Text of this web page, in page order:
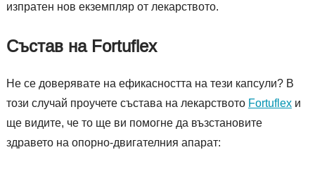
изпратен нов екземпляр от лекарството.
Състав на Fortuflex
Не се доверявате на ефикасността на тези капсули? В
този случай проучете състава на лекарството Fortuflexи
ще видите, че то ще ви помогне да възстановите
здравето на опорно-двигателния апарат: